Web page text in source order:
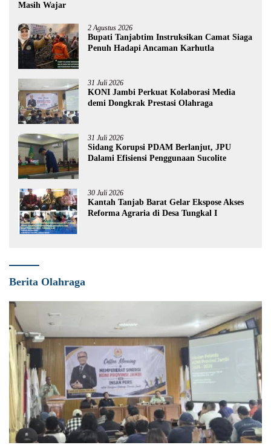
Masih Wajar
2 Agustus 2026
Bupati Tanjabtim Instruksikan Camat Siaga
Penuh Hadapi Ancaman Karhutla
31 Juli 2026
KONI Jambi Perkuat Kolaborasi Media
demi Dongkrak Prestasi Olahraga
31 Juli 2026
Sidang Korupsi PDAM Berlanjut, JPU
Dalami Efisiensi Penggunaan Sucolite
30 Juli 2026
Kantah Tanjab Barat Gelar Ekspose Akses
Reforma Agraria di Desa Tungkal I
Berita Olahraga